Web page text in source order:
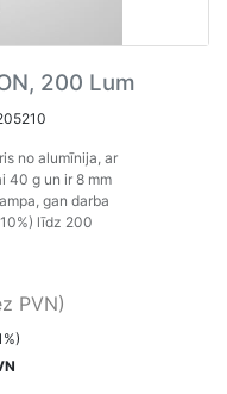
200 Lum
no alumīnija, ar
40 g un ir 8 mm
gan darba
līdz 200
PVN)